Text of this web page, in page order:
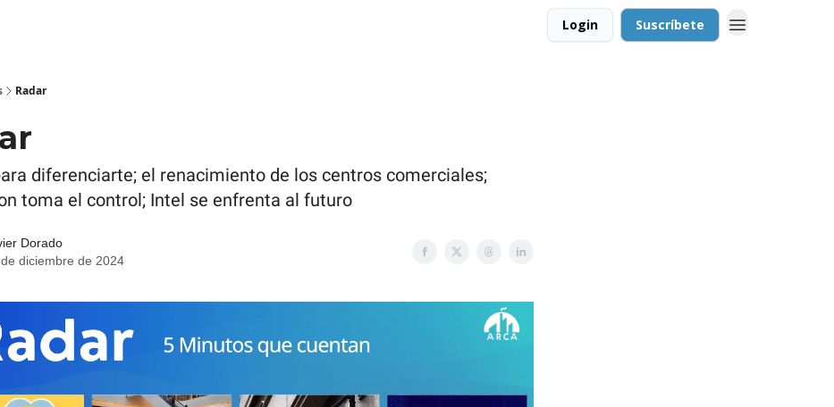
Login Suscríbete
Radar
diferenciarte; el renacimiento de los centros comerciales;
toma el control; Intel se enfrenta al futuro
Dorado
diciembre de 2024